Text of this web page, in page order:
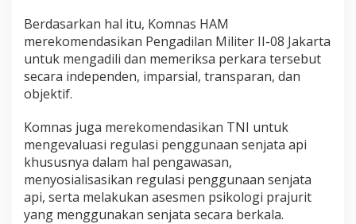
Berdasarkan hal itu, Komnas HAM
merekomendasikan Pengadilan Militer II-08 Jakarta
untuk mengadili dan memeriksa perkara tersebut
secara independen, imparsial, transparan, dan
objektif.
Komnas juga merekomendasikan TNI untuk
mengevaluasi regulasi penggunaan senjata api
khususnya dalam hal pengawasan,
menyosialisasikan regulasi penggunaan senjata
api, serta melakukan asesmen psikologi prajurit
yang menggunakan senjata secara berkala.